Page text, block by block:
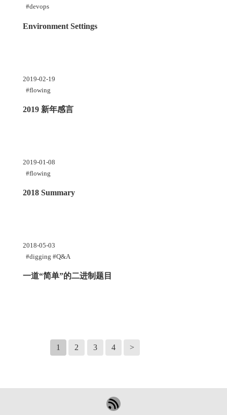
#devops
Environment Settings
2019-02-19
#flowing
2019 新年感言
2019-01-08
#flowing
2018 Summary
2018-05-03
#digging #Q&A
一道“简单”的二进制题目
1 2 3 4 >